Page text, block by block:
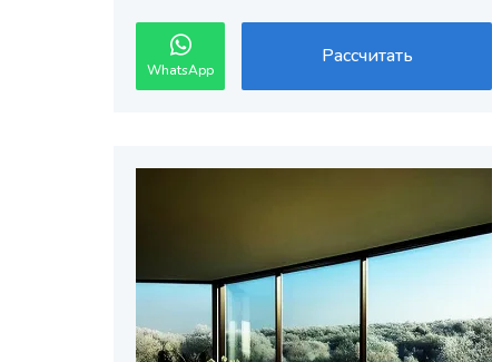
WhatsApp
Рассчитать